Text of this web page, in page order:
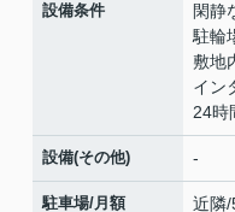
設備条件
閑静
駐輪
敷地
イン
24時
設備(その他) -
駐車場/月額 近隣